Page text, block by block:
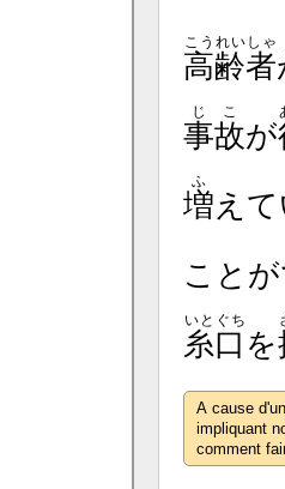
高齢者
こうれいしゃ
事故
じこ
が
増
ふ
え
こと
糸口
いとぐち
を
A cause
impliquant
comment